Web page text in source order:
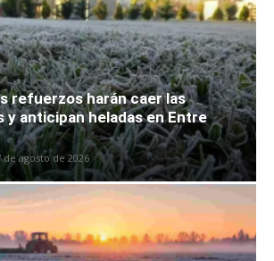
refuerzos harán caer las
y anticipan heladas en Entre
de agosto de 2026